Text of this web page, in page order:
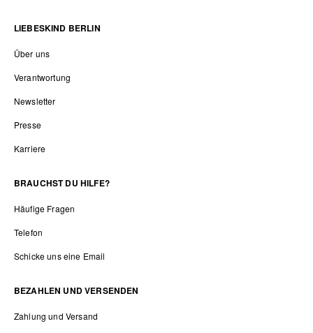
LIEBESKIND BERLIN
Über uns
Verantwortung
Newsletter
Presse
Karriere
BRAUCHST DU HILFE?
Häufige Fragen
Telefon
Schicke uns eine Email
BEZAHLEN UND VERSENDEN
Zahlung und Versand